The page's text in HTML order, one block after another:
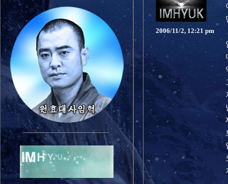
2006/11/2, 12:21 pm